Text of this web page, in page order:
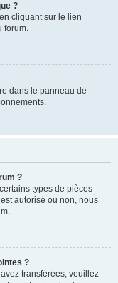
?
cliquant sur le lien
forum.
dans le panneau de
?
types de pièces
autorisé ou non, nous
?
transférées, veuillez